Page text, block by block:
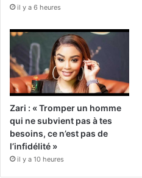
il y a 6 heures
Zari : « Tromper un homme
qui ne subvient pas à tes
besoins, ce n’est pas de
l’infidélité »
il y a 10 heures